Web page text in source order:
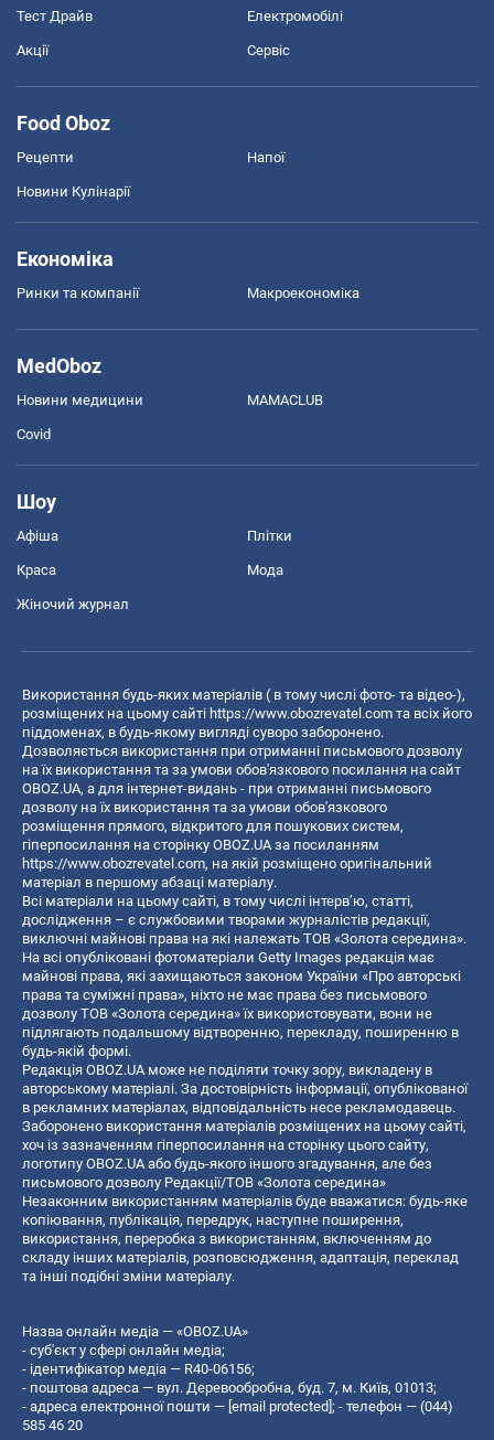
Тест Драйв Електромобілі
Акції Сервіс
Food Oboz
Рецепти Напої
Новини Кулінарії
Економіка
Ринки та компанії Макроекономіка
MedOboz
Новини медицини MAMACLUB
Covid
Шоу
Афіша Плітки
Краса Мода
Жіночий журнал
Використання будь-яких матеріалів ( в тому числі фото- та відео-),
розміщених на цьому сайті https://www.obozrevatel.com та всіх його
піддоменах, в будь-якому вигляді суворо заборонено.
Дозволяється використання при отриманні письмового дозволу
на їх використання та за умови обов'язкового посилання на сайт
OBOZ.UA, а для інтернет-видань - при отриманні письмового
дозволу на їх використання та за умови обов'язкового
розміщення прямого, відкритого для пошукових систем,
гіперпосилання на сторінку OBOZ.UA за посиланням
https://www.obozrevatel.com, на якій розміщено оригінальний
матеріал в першому абзаці матеріалу.
Всі матеріали на цьому сайті, в тому числі інтерв’ю, статті,
дослідження – є службовими творами журналістів редакції,
виключні майнові права на які належать ТОВ «Золота середина».
На всі опубліковані фотоматеріали Getty Images редакція має
майнові права, які захищаються законом України «Про авторські
права та суміжні права», ніхто не має права без письмового
дозволу ТОВ «Золота середина» їх використовувати, вони не
підлягають подальшому відтворенню, перекладу, поширенню в
будь-якій формі.
Редакція OBOZ.UA може не поділяти точку зору, викладену в
авторському матеріалі. За достовірність інформації, опублікованої
в рекламних матеріалах, відповідальність несе рекламодавець.
Заборонено використання матеріалів розміщених на цьому сайті,
хоч із зазначенням гіперпосилання на сторінку цього сайту,
логотипу OBOZ.UA або будь-якого іншого згадування, але без
письмового дозволу Редакції/ТОВ «Золота середина»
Незаконним використанням матеріалів буде вважатися: будь-яке
копiювання, публiкацiя, передрук, наступне поширення,
використання, переробка з використанням, включенням до
складу інших матеріалів, розповсюдження, адаптація, переклад
та інші подібні зміни матеріалу.
Назва онлайн медіа — «OBOZ.UA»
- суб'єкт у сфері онлайн медіа;
- ідентифікатор медіа — R40-06156;
- поштова адреса — вул. Деревообробна, буд. 7, м. Київ, 01013;
- адреса електронної пошти — [email protected]; - телефон — (044)
585 46 20